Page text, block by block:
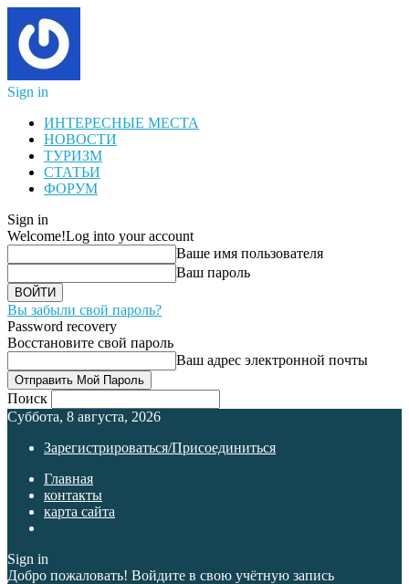
Sign in
ИНТЕРЕСНЫЕ МЕСТА
НОВОСТИ
ТУРИЗМ
СТАТЬИ
ФОРУМ
Sign in
Welcome!Log into your account
Ваше имя пользователя
Ваш пароль
Вы забыли свой пароль?
Password recovery
Восстановите свой пароль
Ваш адрес электронной почты
Поиск
Суббота, 8 августа, 2026
Зарегистрироваться/Присоединиться
Главная
контакты
карта сайта
Sign in
Добро пожаловать! Войдите в свою учётную запись